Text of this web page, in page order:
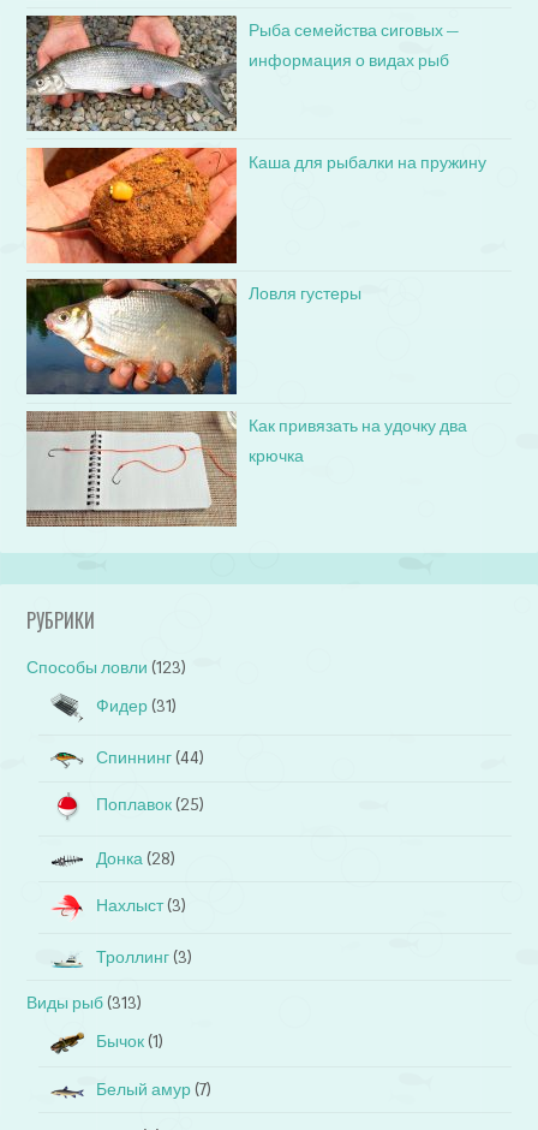
Рыба семейства сиговых —
информация о видах рыб
Каша для рыбалки на пружину
Ловля густеры
Как привязать на удочку два
крючка
РУБРИКИ
Способы ловли (123)
Фидер (31)
Спиннинг (44)
Поплавок (25)
Донка (28)
Нахлыст(3)
Троллинг (3)
Виды рыб (313)
Бычок (1)
Белый амур (7)